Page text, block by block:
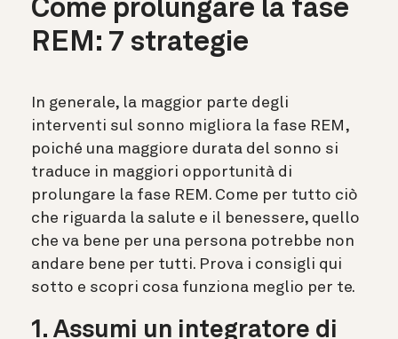
Come prolungare la fase
REM: 7 strategie
In generale, la maggior parte degli
interventi sul sonno migliora la fase REM,
poiché una maggiore durata del sonno si
traduce in maggiori opportunità di
prolungare la fase REM. Come per tutto ciò
che riguarda la salute e il benessere, quello
che va bene per una persona potrebbe non
andare bene per tutti. Prova i consigli qui
sotto e scopri cosa funziona meglio per te.
1. Assumi un integratore di